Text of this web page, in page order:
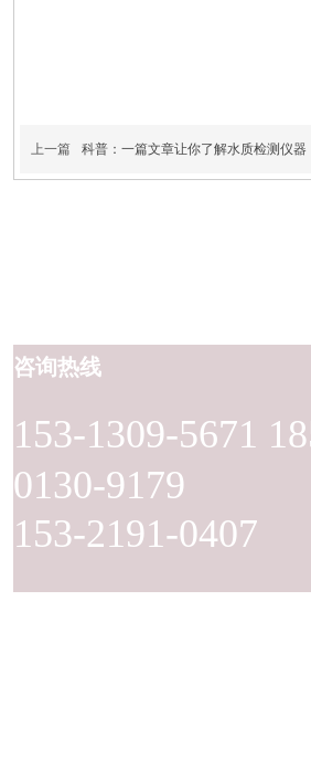
上一篇 科普：一篇文章让你了解水质检测仪器
153-1309-5671
0130-9179
153-2191-0407
咨询热线